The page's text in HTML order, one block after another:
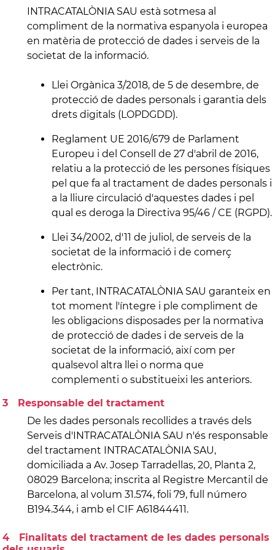
INTRACATALÒNIA SAU està sotmesa al
compliment de la normativa espanyola i europea
en matèria de protecció de dades i serveis de la
societat de la informació.
Llei Orgànica 3/2018, de 5 de desembre, de
protecció de dades personals i garantia dels
drets digitals (LOPDGDD).
Reglament UE 2016/679 de Parlament
Europeu i del Consell de 27 d'abril de 2016,
relatiu a la protecció de les persones físiques
pel que fa al tractament de dades personals i
a la lliure circulació d'aquestes dades i pel
qual es deroga la Directiva 95/46 / CE (RGPD).
Llei 34/2002, d'11 de juliol, de serveis de la
societat de la informació i de comerç
electrònic.
Per tant, INTRACATALÒNIA SAU garanteix en
tot moment l'íntegre i ple compliment de
les obligacions disposades per la normativa
de protecció de dades i de serveis de la
societat de la informació, així com per
qualsevol altra llei o norma que
complementi o substitueixi les anteriors.
Responsable del tractament
De les dades personals recollides a través dels
Serveis d'INTRACATALÒNIA SAU n'és responsable
del tractament INTRACATALÒNIA SAU,
domiciliada a Av. Josep Tarradellas, 20, Planta 2,
08029 Barcelona; inscrita al Registre Mercantil de
Barcelona, al volum 31.574, foli 79, full número
B194.344, i amb el CIF A61844411.
Finalitats del tractament de les dades personals